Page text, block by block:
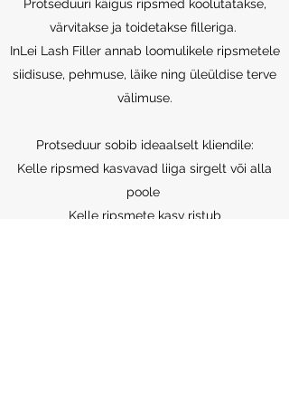
Protseduuri käigus ripsmed koolutatakse,
värvitakse ja toidetakse filleriga.
InLei Lash Filler annab loomulikele ripsmetele
siidisuse, pehmuse, läike ning üleüldise terve
välimuse.
Protseduur sobib ideaalselt kliendile:
Kelle ripsmed kasvavad liiga sirgelt või alla
poole
Kelle ripsmete kasv ristub